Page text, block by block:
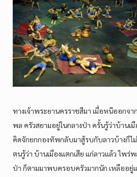
ทางเจ้าพระยานครราชสีมา เมื่อหนีออกจ
พล ครัวสยามอยู่ในกลางป่า ครั้นรู้ว่าบ้านเ
คิดจักยกกองทัพกลับมาสู้รบกับลาวบ้างก็ไ
ตนรู้ว่า บ้านเมืองแตกเสีย แก่ลาวแล้ว ไพร่
ป่า ก็ตามมาพบครอบครัวมากนัก เหลืออ